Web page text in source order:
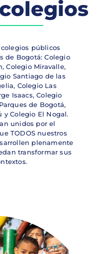
públicos
de Bogotá: Colegio
Colegio Miravalle,
Santiago de las
Colegio Las
Isaacs, Colegio
de Bogotá,
y Colegio El Nogal.
unidos por el
TODOS nuestros
plenamente
transformar sus